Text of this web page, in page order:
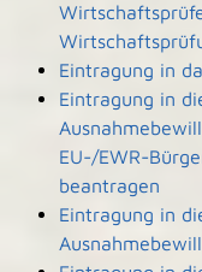
Eintragung in
Eintragung in
EU-/EWR-
beantragen
Eintragung in